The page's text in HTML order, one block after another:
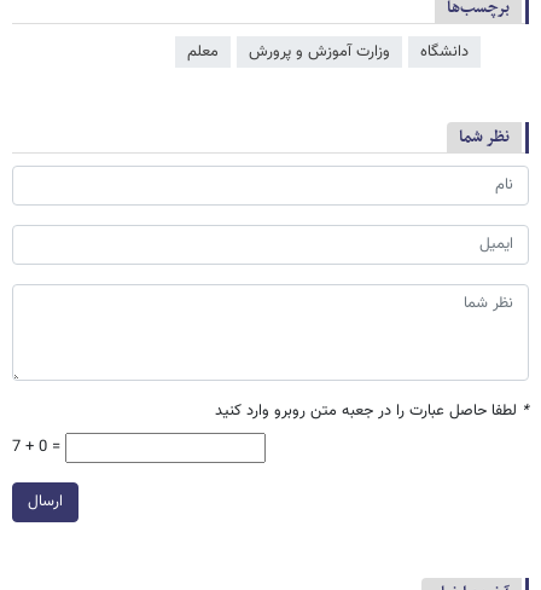
برچسب‌ها
دانشگاه وزارت آموزش و پرورش معلم
نظر شما
* لطفا حاصل عبارت را در جعبه متن روبرو وارد کنید
7 + 0 =
ارسال